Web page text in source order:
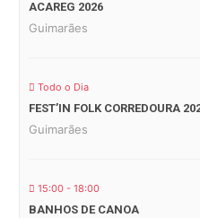
ACAREG 2026
Guimarães
Todo o Dia
FEST’IN FOLK CORREDOURA
Guimarães
15:00 - 18:00
BANHOS DE CANOA